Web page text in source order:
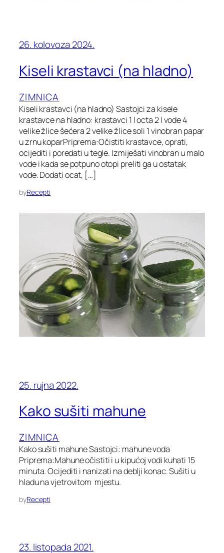
26. kolovoza 2024.
Kiseli krastavci (na hladno)
ZIMNICA
Kiseli krastavci (na hladno) Sastojci za kisele
krastavce na hladno: krastavci 1 l octa 2 l vode 4
velike žlice šećera 2 velike žlice soli 1 vinobran papar
u zrnu koparPriprema:Očistiti krastavce, oprati,
ocijediti i poredati u tegle. Izmiješati vinobran u malo
vode i kada se potpuno otopi preliti ga u ostatak
vode. Dodati ocat, […]
byRecepti
25. rujna 2022.
Kako sušiti mahune
ZIMNICA
Kako sušiti mahune Sastojci: mahune voda
Priprema:Mahune očistiti i u kipućoj vodi kuhati 15
minuta. Ocijediti i nanizati na deblji konac. Sušiti u
hladu na vjetrovitom mjestu.
byRecepti
23. listopada 2021.